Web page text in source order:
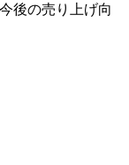
後の売り上げ向